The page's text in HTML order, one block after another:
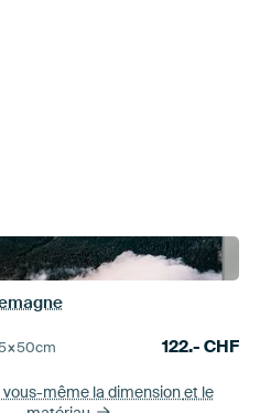
cm 122.-CHF
vous-même la dimensionet le